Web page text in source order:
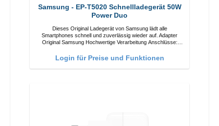
Samsung - EP-T5020 Schnellladegerät 50W
Power Duo
Dieses Original Ladegerät von Samsung lädt alle
Smartphones schnell und zuverlässig wieder auf. Adapter
Original Samsung Hochwertige Verarbeitung Anschlüsse:
1m USB-A / USB-C zu USB-C Farbe: Schwarz/li>
Login für Preise und Funktionen